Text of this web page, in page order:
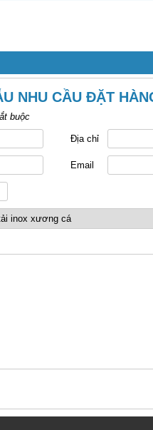
NHU CẦU ĐẶT
buộc
Địa chỉ
Email